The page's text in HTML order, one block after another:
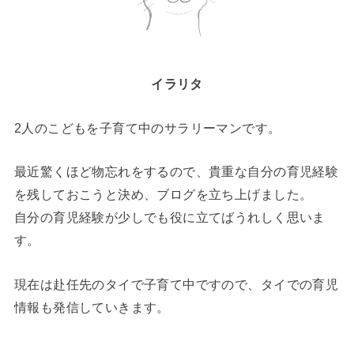
イラリタ
2人のこどもを子育て中のサラリーマンです。
最近驚くほど物忘れをするので、貴重な自分の育児経験
を残しておこうと決め、ブログを立ち上げました。
自分の育児経験が少しでも役に立てばうれしく思いま
す。
現在は赴任先のタイで子育て中ですので、タイでの育児
情報も発信していきます。